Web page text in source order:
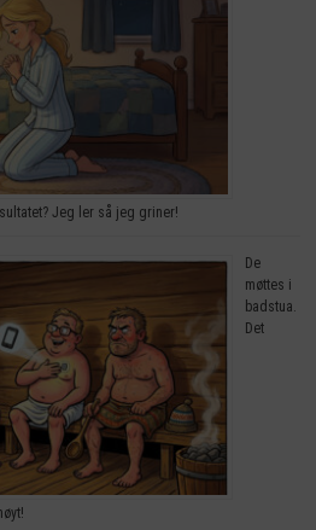
Jeg ler så jeg griner!
De
møttes i
badstua.
Det